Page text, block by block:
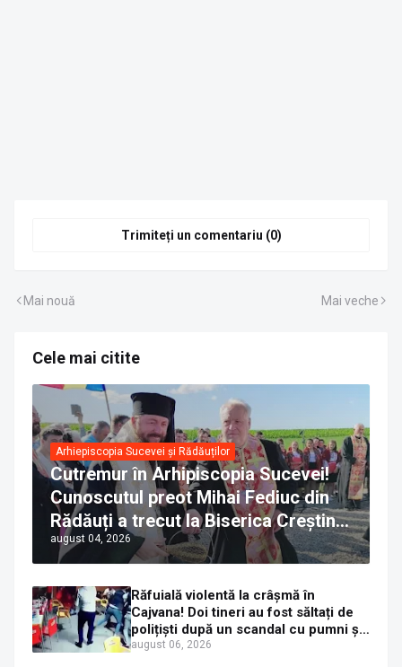
Trimiteți un comentariu (0)
Mai nouă Mai veche
Cele mai citite
Arhiepiscopia Sucevei și Rădăuților
Cutremur în Arhipiscopia Sucevei!
Cunoscutul preot Mihai Fediuc din
Rădăuți a trecut la Biserica Creștină
Ortodoxă Valahă. ÎPS Calinic anunță
că îi pregătește judecata canonică
august 04, 2026
Răfuială violentă la crâșmă în
Cajvana! Doi tineri au fost săltați de
polițiști după un scandal cu pumni și
mașini distruse
august 06, 2026